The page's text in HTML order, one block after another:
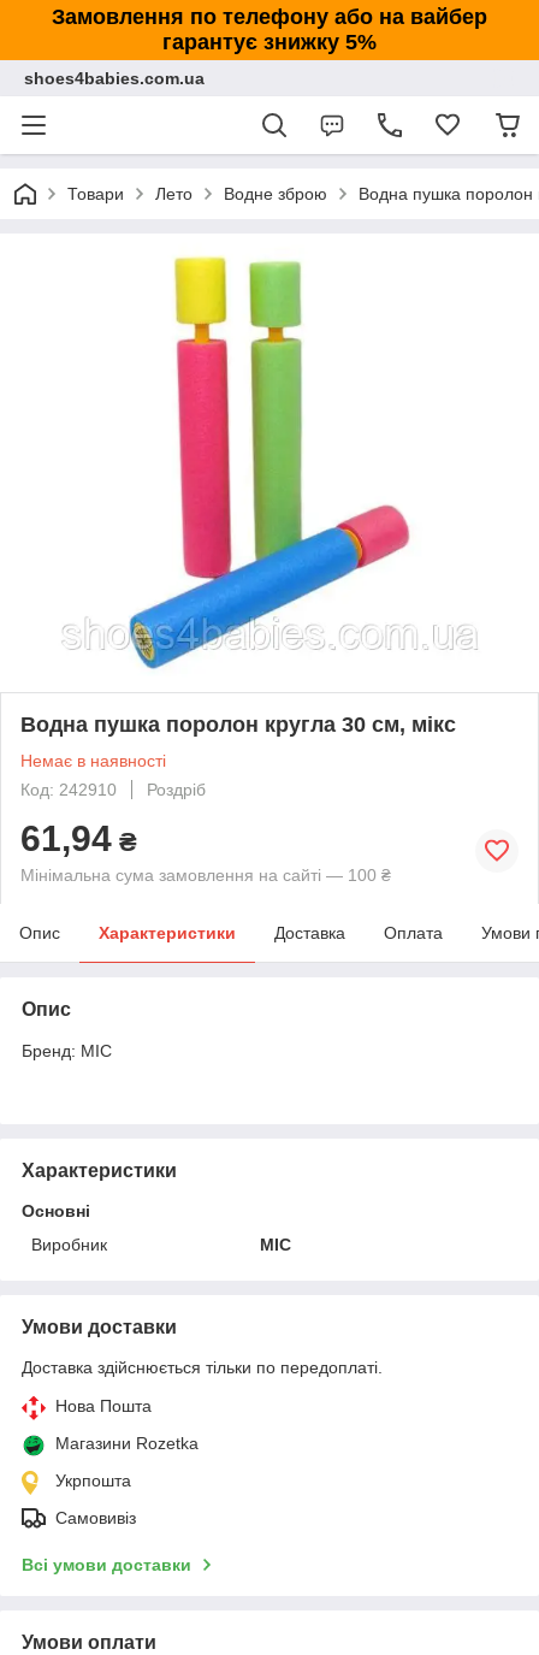
Замовлення по телефону або на вайбер
гарантує знижку 5%
shoes4babies.com.ua
Товари Лето Водне зброю Водна пушка поролон
Водна пушка поролон кругла 30 см, мікс
Немає в наявності
Код: 242910
Роздріб
61,94 ₴
Мінімальна сума замовлення на сайті — 100 ₴
Опис Характеристики Доставка Оплата Умови
Опис
Бренд: MIC
Характеристики
Основні
Виробник
MIC
Умови доставки
Доставка здійснюється тільки по передоплаті.
Нова Пошта
Магазини Rozetka
Укрпошта
Самовивіз
Всі умови доставки
Умови оплати